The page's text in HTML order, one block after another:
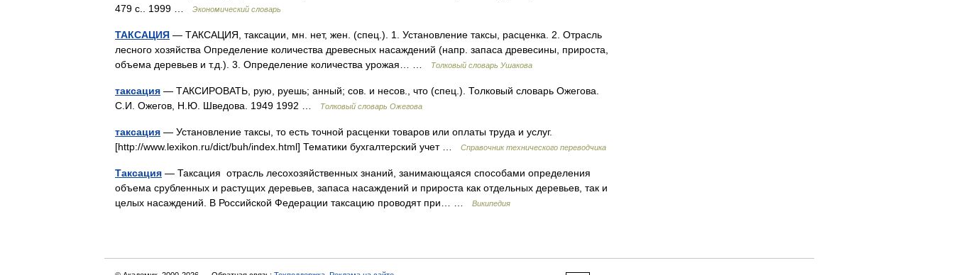
479 с.. 1999 …
Экономический словарь
ТАКСАЦИЯ — ТАКСАЦИЯ, таксации, мн. нет, жен. (спец.). 1. Установление таксы, расценка. 2. Отрасль
лесного хозяйства Определение количества древесных насаждений (напр. запаса древесины, прироста,
объема деревьев и т.д.). 3. Определение количества урожая… …
Толковый словарь Ушакова
таксация — ТАКСИРОВАТЬ, рую, руешь; анный; сов. и несов., что (спец.). Толковый словарь Ожегова.
С.И. Ожегов, Н.Ю. Шведова. 1949 1992 …
Толковый словарь Ожегова
таксация — Установление таксы, то есть точной расценки товаров или оплаты труда и услуг.
[http://www.lexikon.ru/dict/buh/index.html] Тематики бухгалтерский учет …
Справочник технического переводчика
Таксация — Таксация отрасль лесохозяйственных знаний, занимающаяся способами определения
объема срубленных и растущих деревьев, запаса насаждений и прироста как отдельных деревьев, так и
целых насаждений. В Российской Федерации таксацию проводят при… …
Википедия